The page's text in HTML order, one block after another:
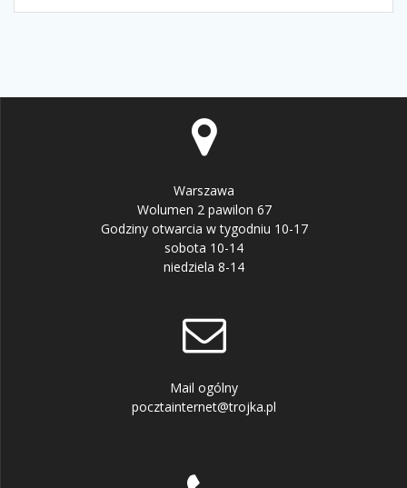
Warszawa
Wolumen 2 pawilon 67
Godziny otwarcia w tygodniu 10-17
sobota 10-14
niedziela 8-14
Mail ogólny
pocztainternet@trojka.pl